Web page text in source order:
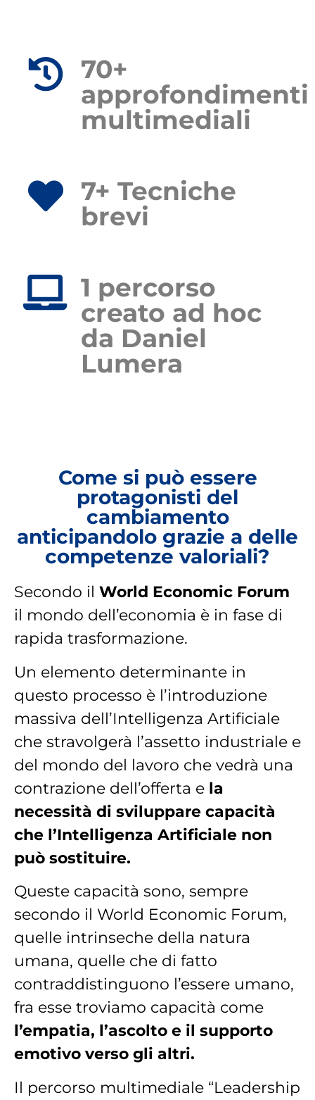
70+
approfondimenti
multimediali
7+ Tecniche
brevi
1 percorso
creato ad hoc
da Daniel
Lumera
Come si può essere
protagonisti del
cambiamento
anticipandolo grazie a delle
competenze valoriali?
Secondo il World Economic Forum
il mondo dell’economia è in fase di
rapida trasformazione.
Un elemento determinante in
questo processo è l’introduzione
massiva dell’Intelligenza Artificiale
che stravolgerà l’assetto industriale e
del mondo del lavoro che vedrà una
contrazione dell’offerta e la
necessità di sviluppare capacità
che l’Intelligenza Artificiale non
può sostituire.
Queste capacità sono, sempre
secondo il World Economic Forum,
quelle intrinseche della natura
umana, quelle che di fatto
contraddistinguono l’essere umano,
fra esse troviamo capacità come
l’empatia, l’ascolto e il supporto
emotivo verso gli altri.
Il percorso multimediale “Leadership